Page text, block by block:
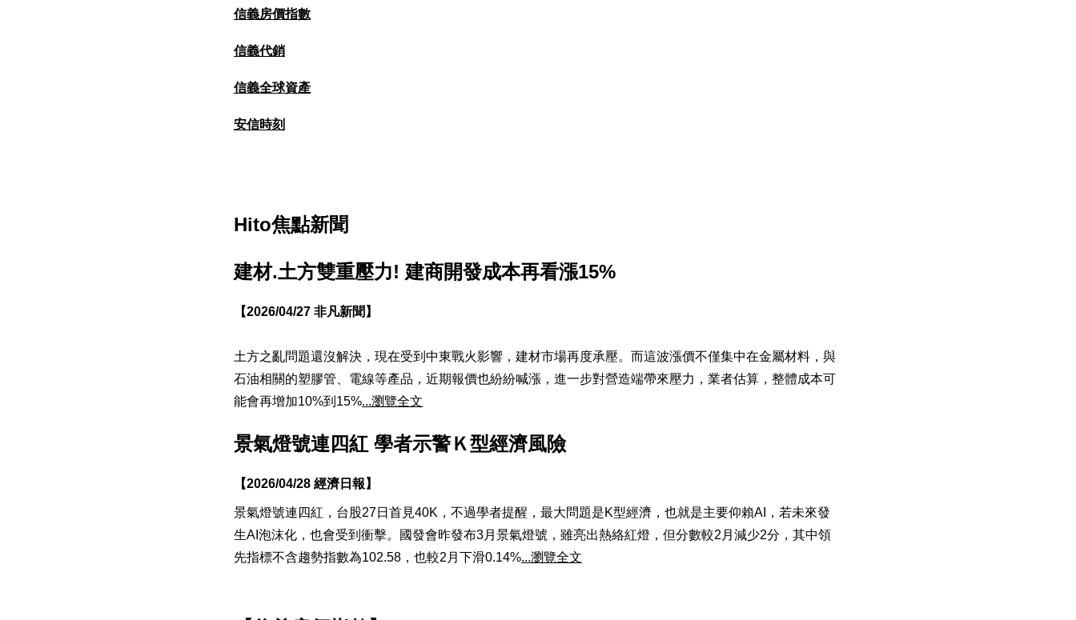
信義房價指數
信義代銷
信義全球資產
安信時刻
Hito焦點新聞
建材.土方雙重壓力! 建商開發成本再看漲15%
【2026/04/27 非凡新聞】
土方之亂問題還沒解決，現在受到中東戰火影響，建材市場再度承壓。而這波漲價不僅集中在金屬材料，與
石油相關的塑膠管、電線等產品，近期報價也紛紛喊漲，進一步對營造端帶來壓力，業者估算，整體成本可
能會再增加10%到15%...瀏覽全文
景氣燈號連四紅 學者示警Ｋ型經濟風險
【2026/04/28 經濟日報】
景氣燈號連四紅，台股27日首見40K，不過學者提醒，最大問題是K型經濟，也就是主要仰賴AI，若未來發
生AI泡沫化，也會受到衝擊。國發會昨發布3月景氣燈號，雖亮出熱絡紅燈，但分數較2月減少2分，其中領
先指標不含趨勢指數為102.58，也較2月下滑0.14%...瀏覽全文